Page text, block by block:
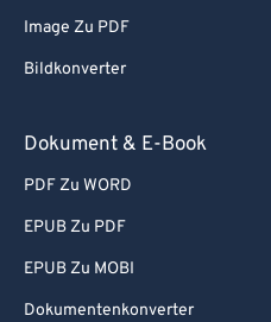
Image Zu PDF
Bildkonverter
Dokument & E-Book
PDF Zu WORD
EPUB Zu PDF
EPUB Zu MOBI
Dokumentenkonverter